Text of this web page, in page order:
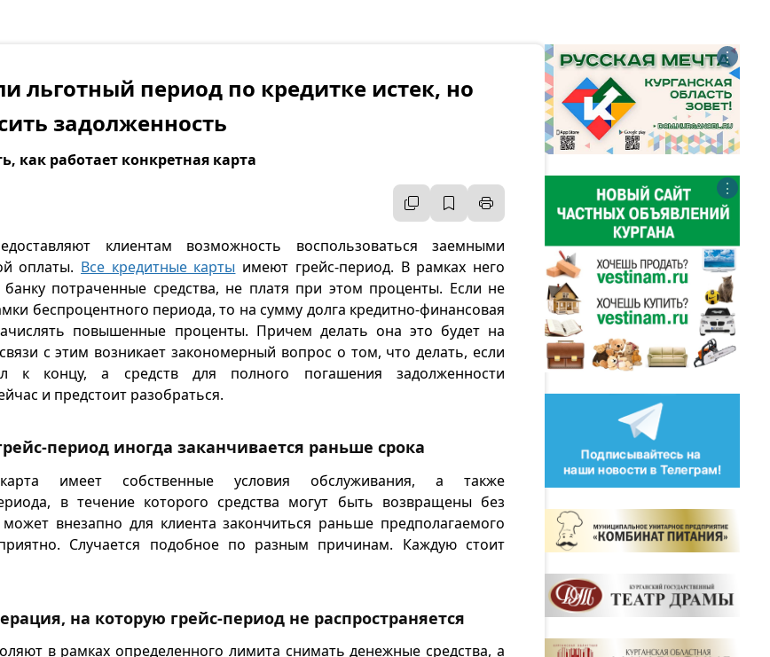
льготный период по кредитке истек, но
задолженность
как работает конкретная карта
клиентам возможность воспользоваться заемными
оплаты. Все кредитные карты имеют грейс-период. В рамках него
потраченные средства, не платя при этом проценты. Если не
беспроцентного периода, то на сумму долга кредитно-финансовая
повышенные проценты. Причем делать она это будет на
с этим возникает закономерный вопрос о том, что делать, если
к концу, а средств для полного погашения задолженности
и предстоит разобраться.
период иногда заканчивается раньше срока
имеет собственные условия обслуживания, а также
в течение которого средства могут быть возвращены без
внезапно для клиента закончиться раньше предполагаемого
Случается подобное по разным причинам. Каждую стоит
на которую грейс-период не распространяется
в рамках определенного лимита снимать денежные средства, а
⋮
⋮